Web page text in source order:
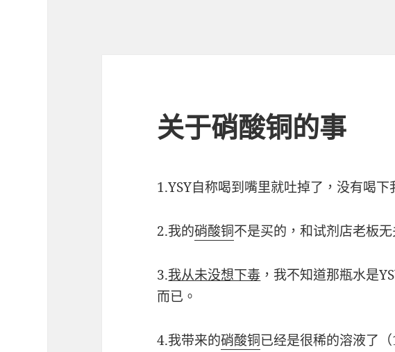
关于硝酸铜的事
1.YSY自称喝到嘴里就吐掉了，没有喝下
2.我的硝酸铜不是买的，和试剂店老板
3.我从未没想下毒 ，我不知道那瓶水是
而已。
4.我带来的硝酸铜已经是很稀的溶液了